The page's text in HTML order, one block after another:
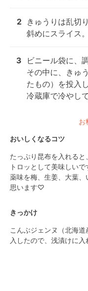
2 きゅうりは乱切
斜めにスライス。
3
ビニール袋に、
その中に、きゅ
たもの）を投入
冷蔵庫で冷やし
お
おいしくなるコツ
たっぷり昆布を入れると、
トロッとして美味しいで
薬味を梅、生姜、大葉
思います♡
きっかけ
こんぶジェンヌ（北海
入したので、浅漬けに入